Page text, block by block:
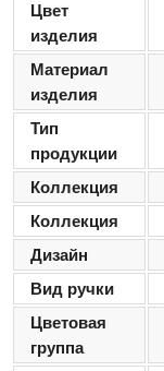
Цвет
изделия
Материал
изделия
Тип
продукции
Коллекция
Коллекция
Дизайн
Вид ручки
Цветовая
группа